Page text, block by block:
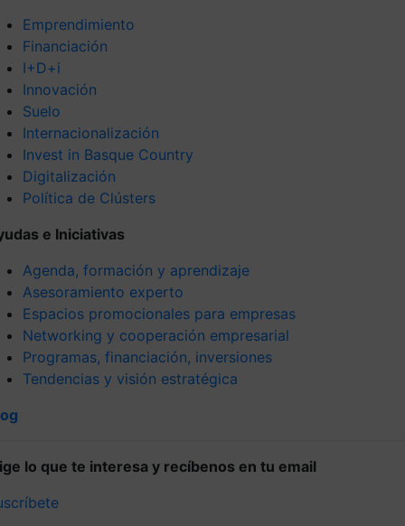
Emprendimiento
Financiación
I+D+i
Innovación
Suelo
Internacionalización
Invest in Basque Country
Digitalización
Política de Clústers
e Iniciativas
Agenda, formación y aprendizaje
Asesoramiento experto
Espacios promocionales para empresas
Networking y cooperación empresarial
Programas, financiación, inversiones
Tendencias y visión estratégica
lo que te interesa y recíbenos en tu email